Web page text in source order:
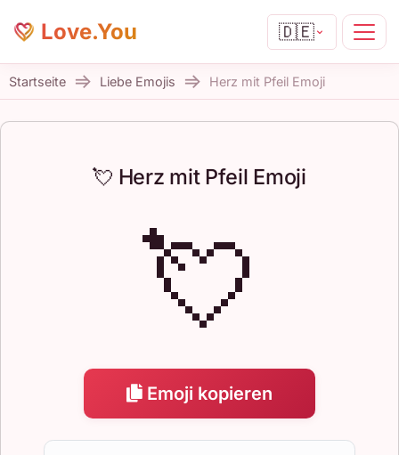
Love.You 🇩🇪
Startseite Liebe Emojis Herz mit Pfeil Emoji
💘 Herz mit Pfeil Emoji
💘
Emoji kopieren